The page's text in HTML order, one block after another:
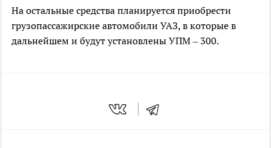
На остальные средства планируется приобрести
грузопассажирские автомобили УАЗ, в которые в
дальнейшем и будут установлены УПМ – 300.